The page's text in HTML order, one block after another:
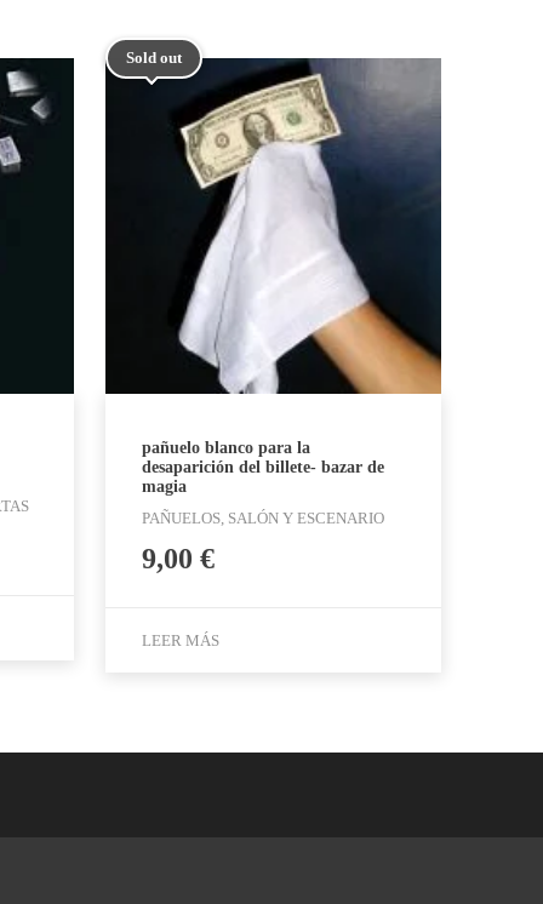
Sold out
pañuelo blanco para la
desaparición del billete- bazar de
magia
PAÑUELOS, SALÓN Y ESCENARIO
9,00 €
LEER MÁS